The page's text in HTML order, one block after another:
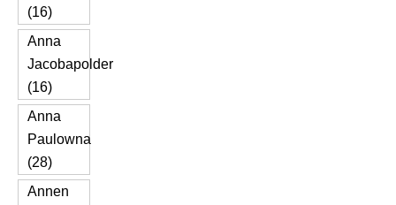
(16)
Anna
Jacobapolder
(16)
Anna
Paulowna
(28)
Annen